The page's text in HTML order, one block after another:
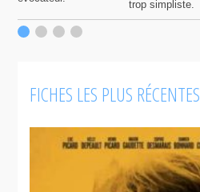
trop simpliste.
FICHES LES PLUS RÉCENTES